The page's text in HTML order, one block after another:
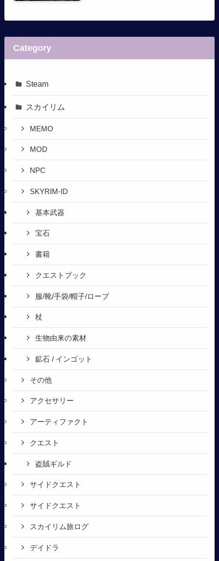
Category
Steam
スカイリム
MEMO
MOD
NPC
SKYRIM-ID
基本武器
宝石
書籍
クエストブック
服/靴/手袋/帽子/ローブ
杖
生物由来の素材
鉱石 / インゴット
その他
アクセサリー
アーティファクト
クエスト
盗賊ギルド
サイドクエスト
サイドクエスト
スカイリム旅ログ
デイドラ